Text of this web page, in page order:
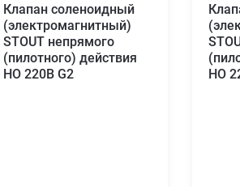
Клапан соленоидный
(электромагнитный)
STOUT непрямого
(пилотного) действия
НО 220В G2
НО